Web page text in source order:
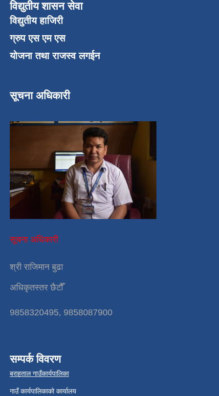
विद्युतीय शासन सेवा
विद्युतीय हाजिरी
ग्रुप एस एम एस
योजना तथा राजस्व लगईन
सूचना अधिकारी
सूचना अधिकारी
श्री राजिमान बुढा
अधिकृतस्तर छैटौँ
9858320495, 9858087900
सम्पर्क विवरण
बराहताल गाउँकार्यपालिका
गाउँ कार्यपालिकाको कार्यालय